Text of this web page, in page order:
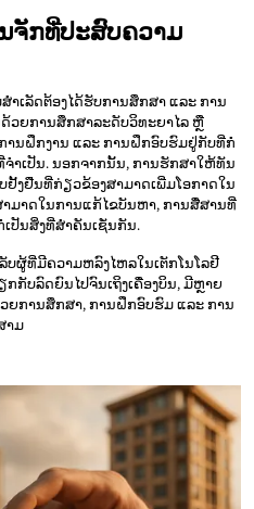
ຈັກທີ່ປະສົບຄວາມ
ເລັດຕ້ອງໄດ້ຮັບການສຶກສາ ແລະ ການ
ວຍການສຶກສາລະດັບວິທະຍາໄລ ຫຼື
ານຝຶກງານ ແລະ ການຝຶກອົບຮົມຢູ່ກັບທີ່ກໍ່
ຳເປັນ. ນອກຈາກນັ້ນ, ການຮັກສາໃຫ້ທັນ
ງຢືນທີ່ກ່ຽວຂ້ອງສາມາດເພີ່ມໂອກາດໃນ
ມາດໃນການແກ້ໄຂບັນຫາ, ການສື່ສານທີ່
ເປັນສິ່ງທີ່ສຳຄັນເຊັ່ນກັນ.
ຜູ້ທີ່ມີຄວາມຫລົງໄຫລໃນເຕັກໂນໂລຢີ
ກັບລົດຍົນໄປຈົນເຖິງເຄື່ອງບິນ, ມີຫຼາຍ
ຍການສຶກສາ, ການຝຶກອົບຮົມ ແລະ ການ
າມ